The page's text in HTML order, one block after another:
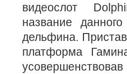
видеослот
название
дельфина.
платформа